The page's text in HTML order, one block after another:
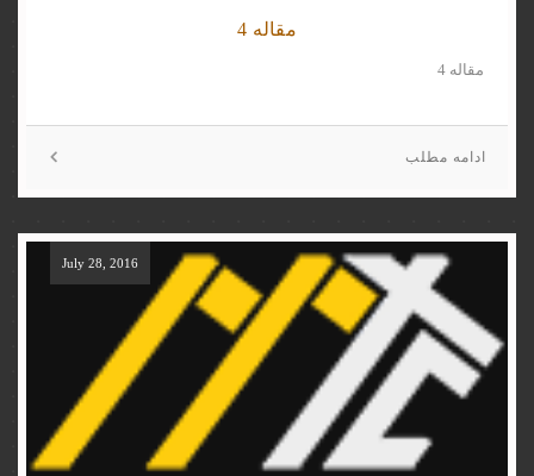
مقاله 4
مقاله 4
ادامه مطلب
July 28, 2016